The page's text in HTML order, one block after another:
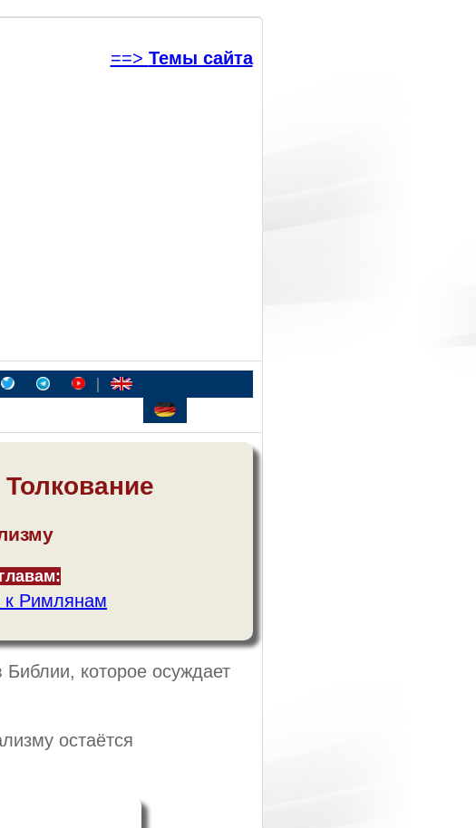
==> Темы сайта
|
к Римлянам
которое осуждает
остаётся